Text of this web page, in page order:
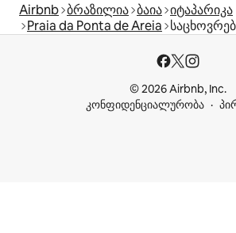
Airbnb ბრაზილია ბაია იტაპარიკა
Praia da Ponta de Areia
© 2026 Airbnb, Inc.
კონფიდენციალურობა